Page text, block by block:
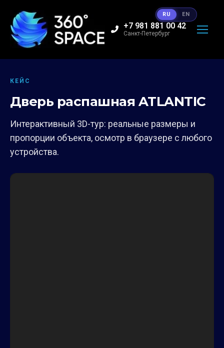
+7 981 881 00 42
Санкт-Петербург
КЕЙС
Дверь распашная ATLANTIC
Интерактивный 3D-тур: реальные размеры и
пропорции объекта, осмотр в браузере с любого
устройства.
RU EN